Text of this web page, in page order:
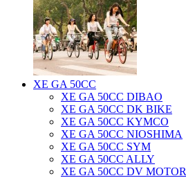
XE GA 50CC
XE GA 50CC DIBAO
XE GA 50CC DK BIKE
XE GA 50CC KYMCO
XE GA 50CC NIOSHIMA
XE GA 50CC SYM
XE GA 50CC ALLY
XE GA 50CC DV MOTOR